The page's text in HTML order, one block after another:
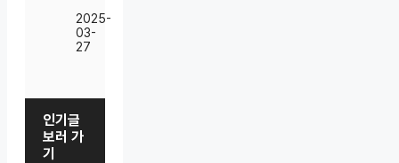
2025-
03-
27
인기글
보러 가
기